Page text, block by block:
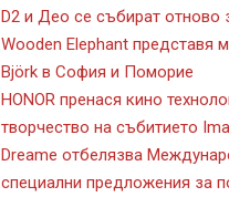
D2 и Део се събират отново
Wooden Elephant представя
Björk в София и Поморие
HONOR пренася кино
творчество на събитието
Dreame отбелязва
специални предложения за